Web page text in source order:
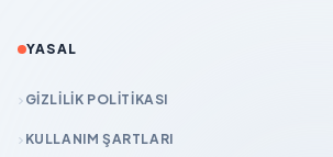
YASAL
GIZLILIK POLITIKASI
KULLANIM ŞARTLARI